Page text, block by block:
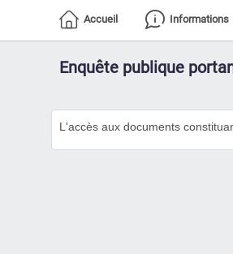
Accueil Informations
Enquête publique
L'accès aux documents